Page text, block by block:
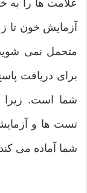
علامت‌ ها را به
آزمایش خون تا
متحمل نمی‌
برای دریافت
شما است. زیرا
تست‌ ها و
شما آماده می‌